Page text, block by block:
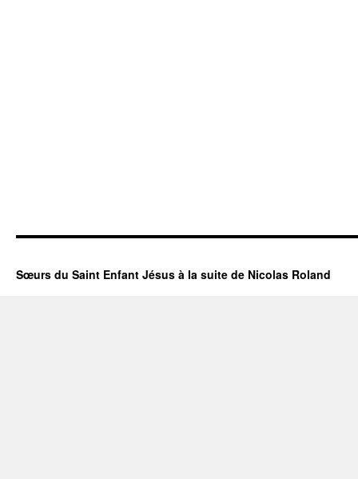
Sœurs du Saint Enfant Jésus à la suite de Nicolas Roland